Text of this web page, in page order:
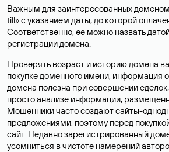
Важным для заинтересованных
till» с указанием даты, до которой
Соответственно, ее можно назвать
регистрации домена.
Проверять возраст и историю домена
покупке доменного имени, информация
домена полезна при совершении
просто анализе информации,
Мошенники часто создают сайты-
предложениями, поэтому перед
сайт. Недавно зарегистрированный
усомниться в чистоте намерений